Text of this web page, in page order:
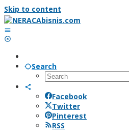
Skip to content
Search
Facebook
Twitter
Pinterest
RSS